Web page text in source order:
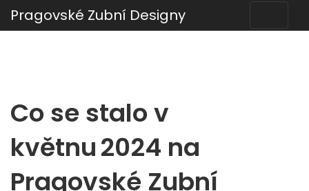
Pragovské Zubní Designy
Co se stalo v
květnu 2024 na
Pragovské Zubní